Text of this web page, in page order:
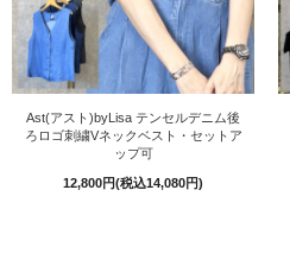
Ast(アスト)byLisa テンセルデニム後
ろロゴ刺繍Vネックベスト・セットア
ップ可
12,800円(税込14,080円)